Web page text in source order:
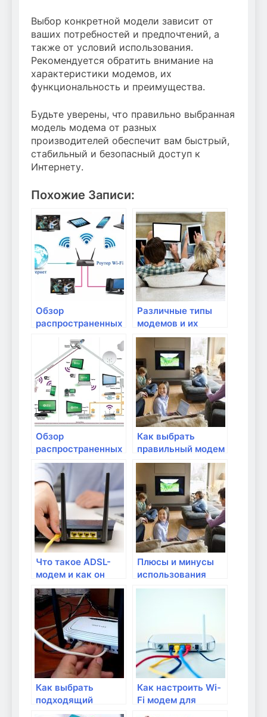
Выбор конкретной модели зависит от
ваших потребностей и предпочтений, а
также от условий использования.
Рекомендуется обратить внимание на
характеристики модемов, их
функциональность и преимущества.
Будьте уверены, что правильно выбранная
модель модема от разных
производителей обеспечит вам быстрый,
стабильный и безопасный доступ к
Интернету.
Похожие Записи:
Обзор
распространенных
Различные типы
модемов и их
особенности
Обзор
распространенных
моделей роутеров
Как выбрать
правильный модем
для домашнего
интернета?
Что такое ADSL-
модем и как он
работает?
Плюсы и минусы
использования
DSL-модема
Как выбрать
подходящий
роутер для
Как настроить Wi-
Fi модем для